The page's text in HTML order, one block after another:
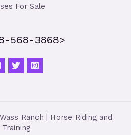
For Sale
568-3868>
Ranch | Horse Riding and
Training